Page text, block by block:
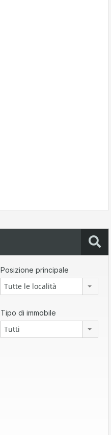
Posizione principale
Tutte le località
Tipo di immobile
Tutti